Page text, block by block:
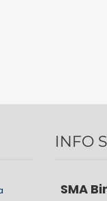
INFO
SMA